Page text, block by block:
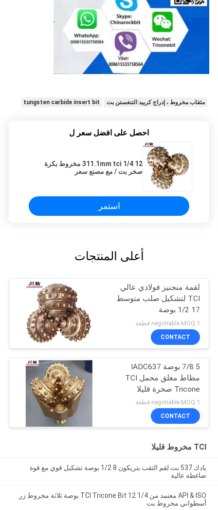
مثقاب مخروط ، إدراج كربيد التنغستن بت tungsten carbide insert bit
احصل على افضل سعر ل
12 1/4 311.1mm tci مخروط بكرة
صخر بت / مع مصنع سعر
استمر
أعلى المنتجات
لقمة منجنيز فولاذي عالي
TCI لتشكيل صلب متوسط ​​
17 1/2 بوصة
negotiable MOQ:1 قطعة
CONTACT
5 7/8 بوصة IADC637
مطاط مغلق محمل TCI
Tricone صخرة قليلا
للتشكيل الصلب حفر البئر
negotiable MOQ:1 قطعة
CONTACT
TCI مخروط قليلا
يادك 537 بت لقم الثقب بتريكون 8 1/2 بوصة تشكيل قوي مع قوة
ضاغطة عالية
API & ISO معتمد من TCI Tricone Bit 12 1/4 بوصة ثلاثة مخروط زر
أسطواني مخروط بت